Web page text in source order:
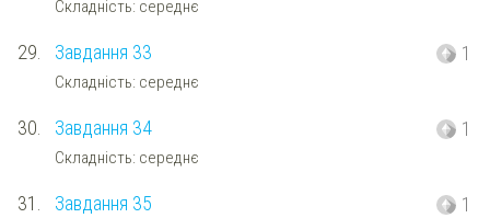
Складність: середнє
29. Завдання 33
Складність: середнє
1
30. Завдання 34
Складність: середнє
1
31. Завдання 35 1